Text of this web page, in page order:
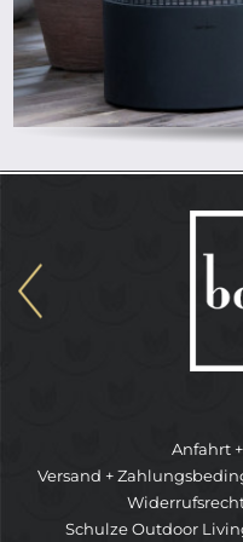
Anfahrt
Versand +
Schulze Outdoor